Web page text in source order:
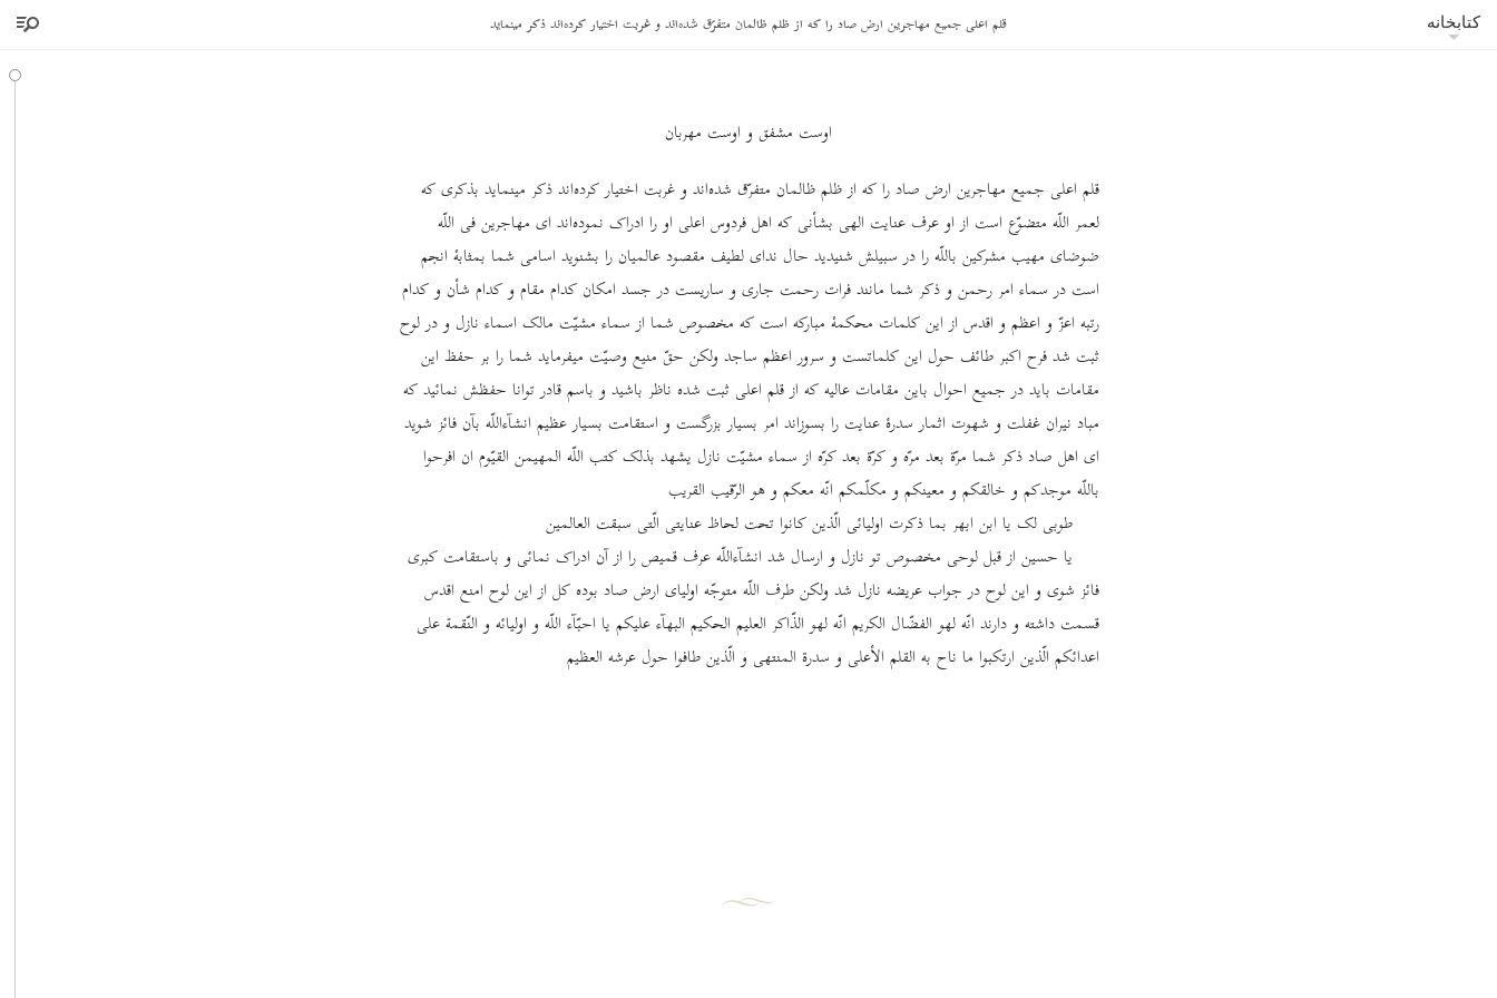
کتابخانه قلم اعلی جمیع مهاجرین ارض صاد را که از ظلم ظالمان متفرّق شده‌اند و غربت اختیار کرده‌اند ذکر مینماید
اوست مشفق و اوست مهربان
قلم اعلی جمیع مهاجرین ارض صاد را که از ظلم ظالمان متفرّق شده‌اند و غربت اختیار کرده‌اند ذکر مینماید بذکری که
لعمر اللّه متضوّع است از او عرف عنایت الهی بشأنی که اهل فردوس اعلی او را ادراک نموده‌اند ای مهاجرین فی اللّه
ضوضای مهیب مشرکین باللّه را در سبیلش شنیدید حال ندای لطیف مقصود عالمیان را بشنوید اسامی شما بمثابۀ انجم
است در سماء امر رحمن و ذکر شما مانند فرات رحمت جاری و ساریست در جسد امکان کدام مقام و کدام شأن و کدام
رتبه اعزّ و اعظم و اقدس از این کلمات محکمۀ مبارکه است که مخصوص شما از سماء مشیّت مالک اسماء نازل و در لوح
ثبت شد فرح اکبر طائف حول این کلماتست و سرور اعظم ساجد ولکن حقّ منیع وصیّت میفرماید شما را بر حفظ این
مقامات باید در جمیع احوال باین مقامات عالیه که از قلم اعلی ثبت شده ناظر باشید و باسم قادر توانا حفظش نمائید که
مباد نیران غفلت و شهوت اثمار سدرۀ عنایت را بسوزاند امر بسیار بزرگست و استقامت بسیار عظیم انشآءاللّه بآن فائز شوید
ای اهل صاد ذکر شما مرّة بعد مرّه و کرّة بعد کرّه از سماء مشیّت نازل یشهد بذلک کتب اللّه المهیمن القیّوم ان افرحوا
باللّه موجدکم و خالقکم و معینکم و مکلّمکم انّه معکم و هو الرّقیب القریب
طوبی لک یا ابن ابهر بما ذکرت اولیائی الّذین کانوا تحت لحاظ عنایتی الّتی سبقت العالمین
یا حسین از قبل لوحی مخصوص تو نازل و ارسال شد انشآءاللّه عرف قمیص را از آن ادراک نمائی و باستقامت کبری
فائز شوی و این لوح در جواب عریضه نازل شد ولکن طرف اللّه متوجّه اولیای ارض صاد بوده کل از این لوح امنع اقدس
قسمت داشته و دارند انّه لهو الفضّال الکریم انّه لهو الذّاکر العلیم الحکیم البهآء علیکم یا احبّآء اللّه و اولیائه و النّقمة علی
اعدائکم الّذین ارتکبوا ما ناح به القلم الأعلی و سدرة المنتهی و الّذین طافوا حول عرشه العظیم